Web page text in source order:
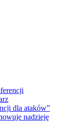
dla ataków”
nadzieję